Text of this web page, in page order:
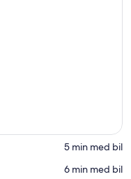
‪5 min med bil‬
‪6 min med bil‬